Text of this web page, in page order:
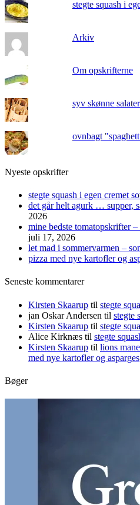
stegte squash i
Arkiv
Om opskrifterne
syv skønne
ovnbagt
Nyeste opskrifter
stegte squash i egen cremet
det går helt agurk … supper,
2026
mine bedste tomatopskrifter
juli 17, 2026
let mad i sommervarmen –
pizza med nye kartofler og
Seneste kommentarer
Kirsten Skaarup til stegte
jan Oskar Andersen til stegte
Kirsten Skaarup til stegte
Alice Kirknæs til stegte
Kirsten Skaarup til lions
med nye kartofler og asparges
Bøger